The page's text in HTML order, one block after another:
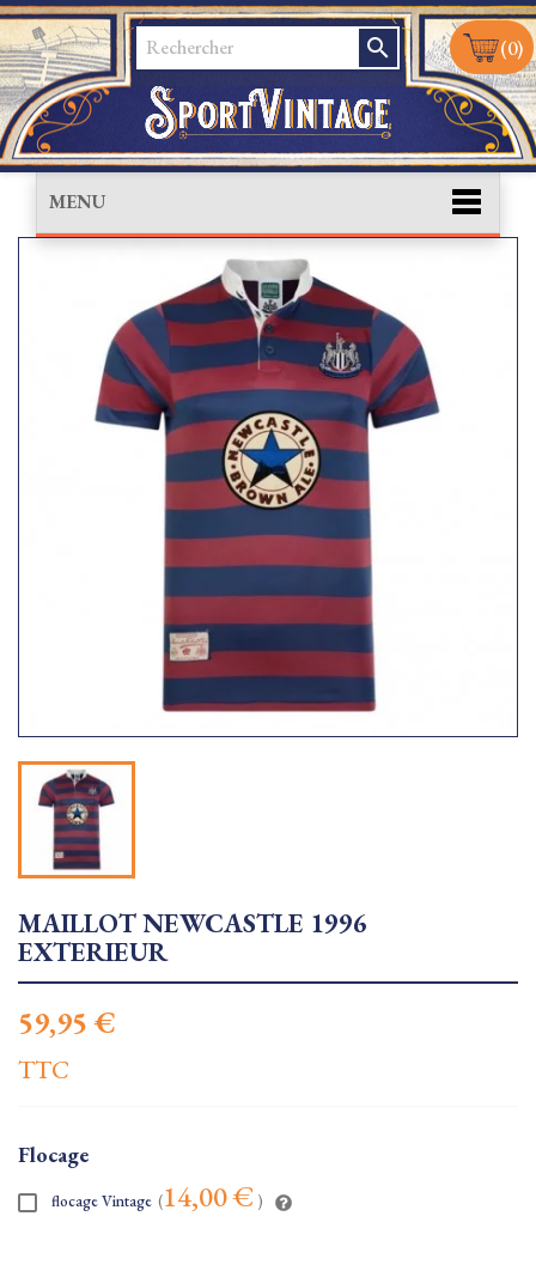
search (0)
MENU
MAILLOT NEWCASTLE 1996
EXTERIEUR
59,95 €
TTC
Flocage
flocage Vintage (14,00 € )